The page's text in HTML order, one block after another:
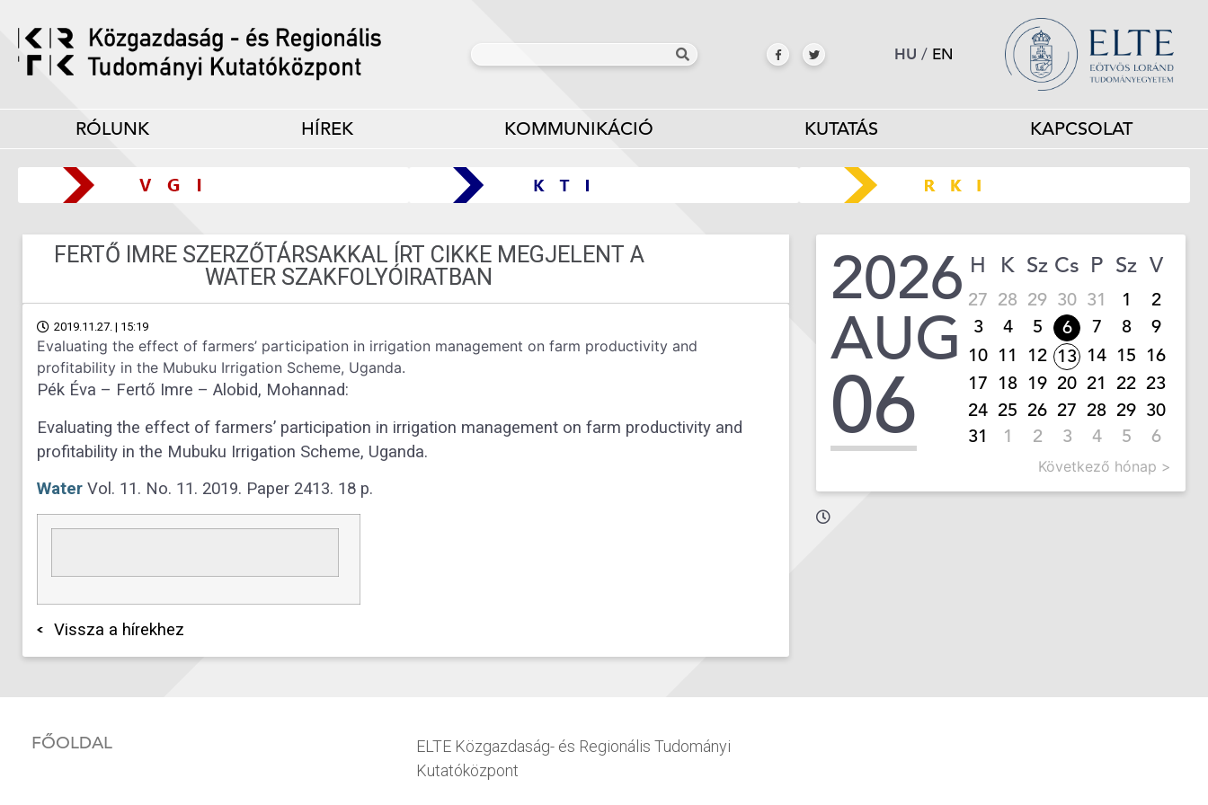
HU / EN
RÓLUNK HÍREK KOMMUNIKÁCIÓ KUTATÁS KAPCSOLAT
FERTŐ IMRE SZERZŐTÁRSAKKAL ÍRT CIKKE MEGJELENT A
WATER SZAKFOLYÓIRATBAN
2019.11.27. | 15:19
Evaluating the effect of farmers’ participation in irrigation management on farm productivity and
profitability in the Mubuku Irrigation Scheme, Uganda.
Pék Éva – Fertő Imre – Alobid, Mohannad:
Evaluating the effect of farmers’ participation in irrigation management on farm productivity and
profitability in the Mubuku Irrigation Scheme, Uganda.
Water Vol. 11. No. 11. 2019. Paper 2413. 18 p.
Vissza a hírekhez
2026
AUG
06
H K Sz Cs P Sz V
27 28 29 30 31 1
2
3
4 5 6 7 8
9
10 11 12 13 14 15 16
17 18 19 20 21 22 23
24 25 26 27 28 29 30
31
1 2 3 4 5 6
Következő hónap >
FŐOLDAL
ELTE Közgazdaság- és Regionális Tudományi
Kutatóközpont